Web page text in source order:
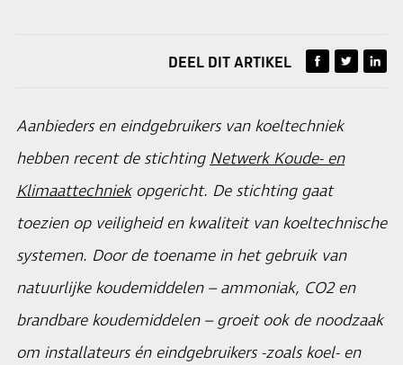
DEEL DIT ARTIKEL
Aanbieders en eindgebruikers van koeltechniek
hebben recent de stichtingNetwerk Koude- en
Klimaattechniekopgericht. De stichting gaat
toezien op veiligheid en kwaliteit van koeltechnische
systemen. Door de toename in het gebruik van
natuurlijke koudemiddelen – ammoniak, CO2 en
brandbare koudemiddelen – groeit ook de noodzaak
om installateurs én eindgebruikers -zoals koel- en